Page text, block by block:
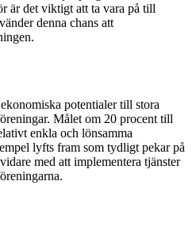
är det viktigt att ta vara på till
denna chans att
potentialer till stora
Målet om 20 procent till
enkla och lönsamma
lyfts fram som tydligt pekar på
med att implementera tjänster